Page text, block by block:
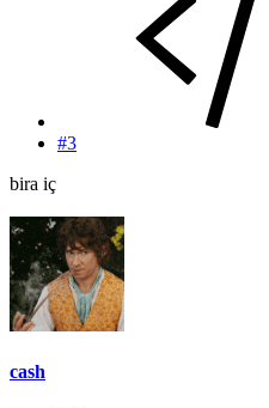
#3
bira iç
cash